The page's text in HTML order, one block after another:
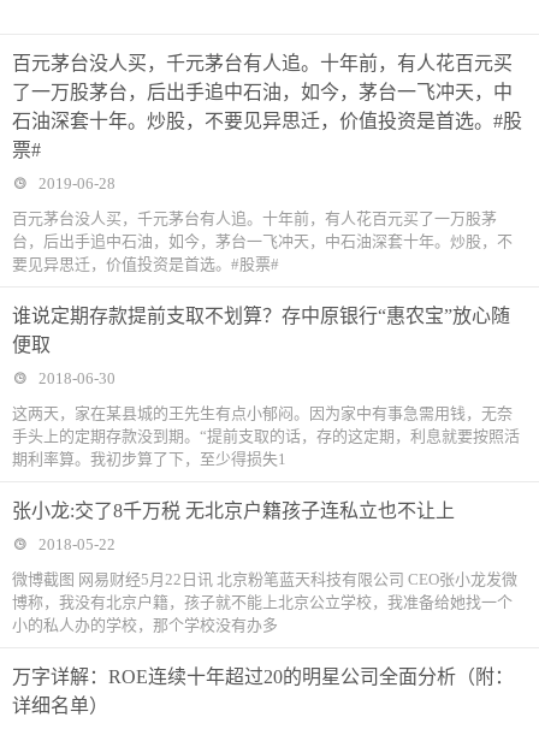
百元茅台没人买，千元茅台有人追。十年前，有人花百元买
了一万股茅台，后出手追中石油，如今，茅台一飞冲天，中
石油深套十年。炒股，不要见异思迁，价值投资是首选。#股
票#
2019-06-28
百元茅台没人买，千元茅台有人追。十年前，有人花百元买了一万股茅
台，后出手追中石油，如今，茅台一飞冲天，中石油深套十年。炒股，不
要见异思迁，价值投资是首选。#股票#
谁说定期存款提前支取不划算？存中原银行“惠农宝”放心随
便取
2018-06-30
这两天，家在某县城的王先生有点小郁闷。因为家中有事急需用钱，无奈
手头上的定期存款没到期。“提前支取的话，存的这定期，利息就要按照活
期利率算。我初步算了下，至少得损失1
张小龙:交了8千万税 无北京户籍孩子连私立也不让上
2018-05-22
微博截图 网易财经5月22日讯 北京粉笔蓝天科技有限公司 CEO张小龙发微
博称，我没有北京户籍，孩子就不能上北京公立学校，我准备给她找一个
小的私人办的学校，那个学校没有办多
万字详解：ROE连续十年超过20的明星公司全面分析（附：
详细名单）